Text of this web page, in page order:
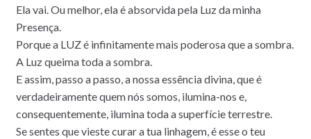
Ela vai. Ou melhor, ela é absorvida pela Luz da minha
Presença.
Porque a LUZ é infinitamente mais poderosa que a sombra.
A Luz queima toda a sombra.
E assim, passo a passo, a nossa essência divina, que é
verdadeiramente quem nós somos, ilumina-nos e,
consequentemente, ilumina toda a superfície terrestre.
Se sentes que vieste curar a tua linhagem, é esse o teu